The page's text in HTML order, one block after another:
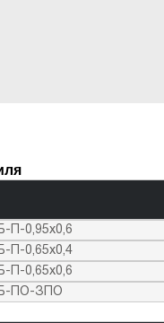
П-0,95х0,6
П-0,65х0,4
П-0,65х0,6
ПО-ЗПО